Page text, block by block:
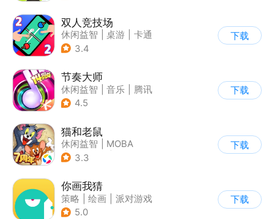
双人竞技场
休闲益智 桌游
卡通
3.4
下载
节奏大师
休闲益智 音乐
腾讯
4.5
下载
猫和老鼠
休闲益智
MOBA
| 动漫改编
3.3
下载
你画我猜
策略 绘画
派对游戏
| 卡通
5.0
下载